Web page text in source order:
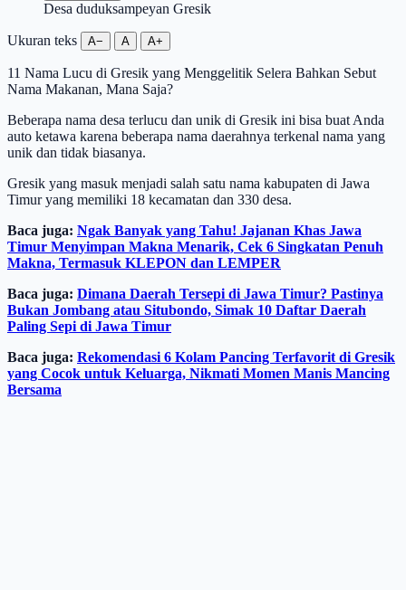
Desa duduksampeyan Gresik
Ukuran teks A− A A+
11 Nama Lucu di Gresik yang Menggelitik Selera Bahkan Sebut
Nama Makanan, Mana Saja?
Beberapa nama desa terlucu dan unik di Gresik ini bisa buat Anda
auto ketawa karena beberapa nama daerahnya terkenal nama yang
unik dan tidak biasanya.
Gresik yang masuk menjadi salah satu nama kabupaten di Jawa
Timur yang memiliki 18 kecamatan dan 330 desa.
Baca juga: Ngak Banyak yang Tahu! Jajanan Khas Jawa
Timur Menyimpan Makna Menarik, Cek 6 Singkatan Penuh
Makna, Termasuk KLEPON dan LEMPER
Baca juga: Dimana Daerah Tersepi di Jawa Timur? Pastinya
Bukan Jombang atau Situbondo, Simak 10 Daftar Daerah
Paling Sepi di Jawa Timur
Baca juga: Rekomendasi 6 Kolam Pancing Terfavorit di Gresik
yang Cocok untuk Keluarga, Nikmati Momen Manis Mancing
Bersama